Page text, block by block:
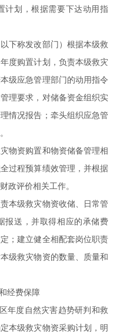
计划，根据需要下达动用指
称发改部门）根据本级救
度购置计划，负责本级救灾
级应急管理部门的动用指令
理要求，对储备资金组织实
情况报告；牵头组织应急管
资购置和物资储备管理相
过程预算绩效管理，并根据
政评价相关工作。
级救灾物资收储、日常管
报送，并取得相应的承储费
；建立健全相配套岗位职责
级救灾物资的数量、质量和
费保障
年度自然灾害趋势研判和救
本级救灾物资采购计划，明